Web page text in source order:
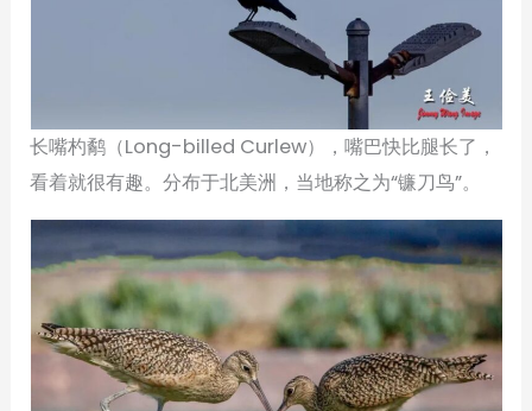
长嘴杓鹬（Long-billed Curlew），嘴巴快比腿长了，
看着就很有趣。分布于北美洲，当地称之为“镰刀鸟”。